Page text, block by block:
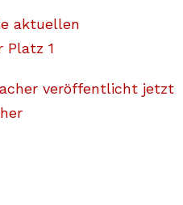
aktuellen
Platz 1
veröffentlicht jetzt